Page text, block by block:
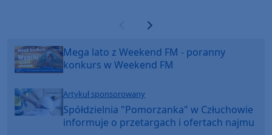
Poprzednia strona
Następna strona
Mega lato z Weekend FM - poranny
konkurs w Weekend FM
Artykuł sponsorowany
Spółdzielnia "Pomorzanka" w Człuchowie
informuje o przetargach i ofertach najmu